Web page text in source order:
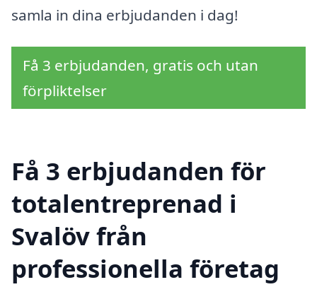
samla in dina erbjudanden i dag!
Få 3 erbjudanden, gratis och utan
förpliktelser
Få 3 erbjudanden för
totalentreprenad i
Svalöv från
professionella företag